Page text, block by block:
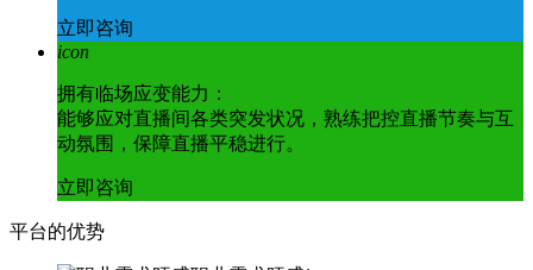
立即咨询
icon
拥有临场应变能力：
能够应对直播间各类突发状况，熟练把控直播节奏与互
动氛围，保障直播平稳进行。
立即咨询
平台的优势